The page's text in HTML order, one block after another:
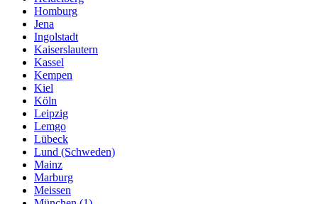
Homburg
Jena
Ingolstadt
Kaiserslautern
Kassel
Kempen
Kiel
Köln
Leipzig
Lemgo
Lübeck
Lund (Schweden)
Mainz
Marburg
Meissen